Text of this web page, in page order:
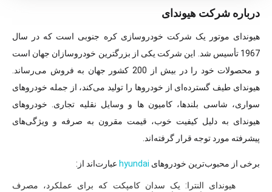
درباره شرکت هیوندای
هیوندای موتور یک شرکت خودروسازی کره جنوبی است که در سال
1967 تأسیس شد. این شرکت یکی از بزرگترین خودروسازان جهان است
و محصولات خود را در بیش از 200 کشور جهان به فروش می‌رساند.
هیوندای طیف گسترده‌ای از خودروها را تولید می‌کند، از جمله خودروهای
سواری، شاسی بلندها، کامیون ها و وسایل نقلیه تجاری. خودروهای
هیوندای به دلیل کیفیت خوب، قیمت مقرون به صرفه و ویژگی‌های
پیشرفته مورد توجه قرار گرفته‌اند.
برخی از محبوب‌ترین خودروهای hyundai عبارت‌اند از:
هیوندای النترا: یک سدان کامپکت که برای عملکرد، مصرف